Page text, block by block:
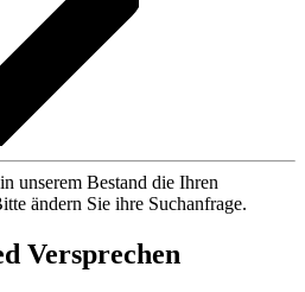
unserem Bestand die Ihren
ändern Sie ihre Suchanfrage.
Versprechen